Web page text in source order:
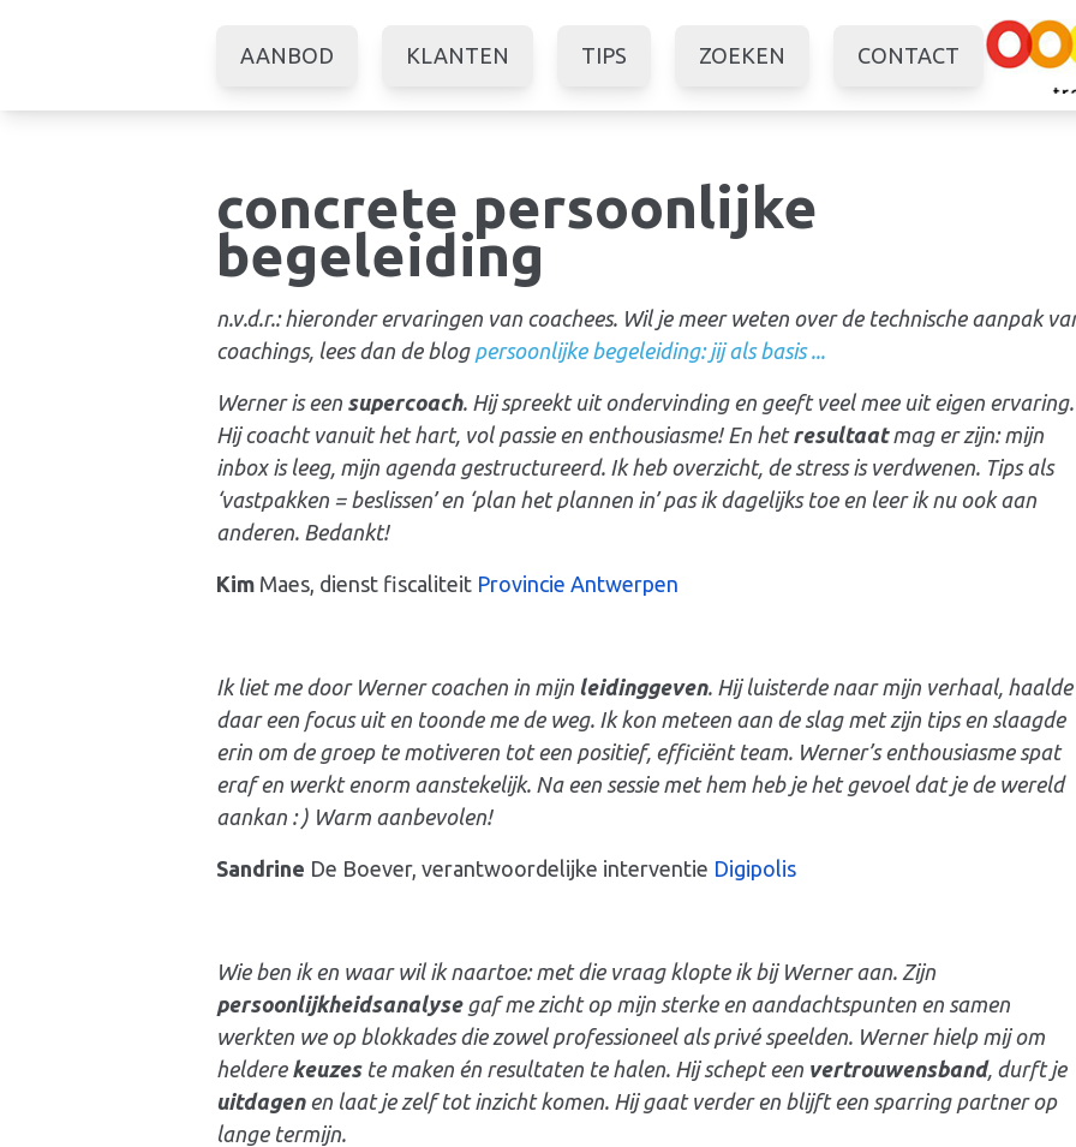
AANBOD KLANTEN TIPS ZOEKEN CONTACT
concrete persoonlijke
begeleiding
n.v.d.r.: hieronder ervaringen van coachees. Wil je meer weten over de technische aanpak
coachings, lees dan de blog persoonlijke begeleiding: jij als basis ...
Werner is een supercoach. Hij spreekt uit ondervinding en geeft veel mee uit eigen ervaring.
Hij coacht vanuit het hart, vol passie en enthousiasme! En hetresultaatmag er zijn: mijn
inbox is leeg, mijn agenda gestructureerd. Ik heb overzicht, de stressis verdwenen. Tips als
‘vastpakken = beslissen’ en ‘plan hetplannen in’ pas ik dagelijks toe en leer ik nu ook aan
anderen. Bedankt!
Kim Maes, dienst fiscaliteit Provincie Antwerpen
Ik liet me door Werner coachen in mijn leidinggeven. Hij luisterde naar mijn verhaal, haalde
daar een focus uit en toonde me de weg. Ik kon meteen aan de slag met zijn tips en slaagde
erin om de groep te motiveren tot een positief, efficiënt team. Werner’s enthousiasme spat
eraf en werkt enorm aanstekelijk. Na een sessie met hem heb je het gevoel dat je de wereld
aankan : ) Warm aanbevolen!
Sandrine De Boever, verantwoordelijke interventie Digipolis
Wie ben ik en waar wil ik naartoe: met die vraag klopte ik bij Werner aan. Zijn
persoonlijkheidsanalyse gaf me zicht op mijn sterke en aandachtspunten en samen
werkten we op blokkades die zowel professioneel als privé speelden. Werner hielp mij om
heldere keuzes te maken én resultaten te halen. Hij schept een vertrouwensband, durft je
uitdagen en laat je zelf tot inzicht komen. Hij gaat verder en blijft een sparring partner op
lange termijn.